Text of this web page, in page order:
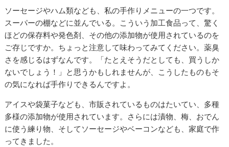
ソーセージやハム類なども、私の手作りメニューの一つです。
スーパーの棚などに並んでいる。こういう加工食品って、驚く
ほどの保存料や発色剤、その他の添加物が使用されているのを
ご存じですか。ちょっと注意して味わってみてください。薬臭
さを感じるはずなんです。「たとえそうだとしても、買うしか
ないでしょう！」と思うかもしれませんが、こうしたものもそ
の気になれば手作りできるんですよ。
アイスや袋菓子なども、市販されているものはたいてい、多種
多様の添加物が使用されています。さらには漬物、梅、おでん
に使う練り物、そしてソーセージやベーコンなども、家庭で作
ってきました。